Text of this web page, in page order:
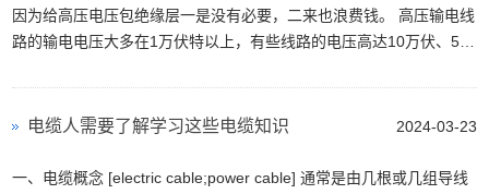
因为给高压电压包绝缘层一是没有必要，二来也浪费钱。 高压输电线
路的输电电压大多在1万伏特以上，有些线路的电压高达10万伏、50
2024-03-23
电缆人需要了解学习这些电缆知识
一、电缆概念 [electric cable;power cable] 通常是由几根或几组导线